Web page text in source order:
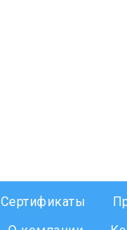
Сертификаты